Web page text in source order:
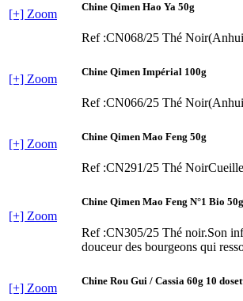
[+] Zoom
Chine Qimen Hao Ya 50g
Ref :CN068/25 Thé
[+] Zoom
Chine Qimen Impérial 100g
Ref :CN066/25 Thé
[+] Zoom
Chine Qimen Mao Feng 50g
Ref :CN291/25 Thé
[+] Zoom
Chine Qimen Mao Feng N°1 Bio 50g
Ref :CN305/25 Thé noir.Son
douceur des bourgeons qui
[+] Zoom
Chine Rou Gui / Cassia 60g 10